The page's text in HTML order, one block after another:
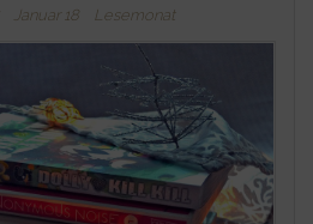
Januar 18 Lesemonat